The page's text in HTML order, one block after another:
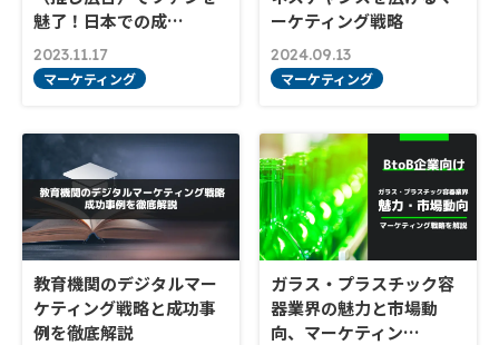
魅了！日本での成…
2023.11.17
マーケティング
ーケティング戦略
2024.09.13
マーケティング
教育機関のデジタルマー
ケティング戦略と成功事
例を徹底解説
ガラス・プラスチック容
器業界の魅力と市場動
向、マーケティン…